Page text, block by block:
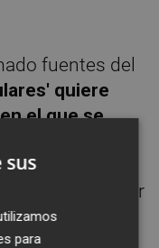
fuentes del
quiere
el que se
desde el
a los
a las urnas por
meses.
sus
para